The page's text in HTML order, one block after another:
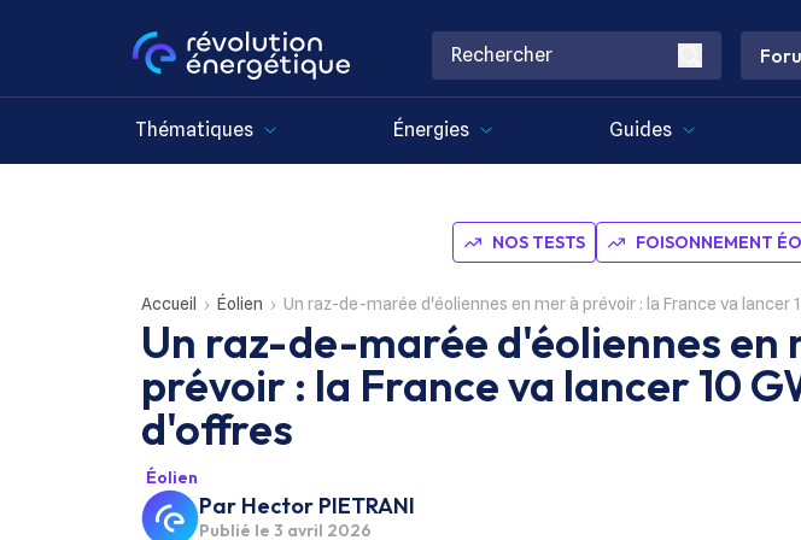
Thématiques Énergies Guides
NOS TESTS FOISONNEMENT
Accueil Éolien Un raz-de-marée d'éoliennes en mer à prévoir : la France va lancer
Un raz-de-marée d'éoliennes en
prévoir : la France va lancer 10
d'offres
Éolien
Par Hector PIETRANI
Publié le 3 avril 2026